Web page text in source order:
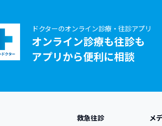
ドクターのオンライン診療・往診アプリ
オンライン診療も往診も
アプリから便利に相談
救急往診
メ